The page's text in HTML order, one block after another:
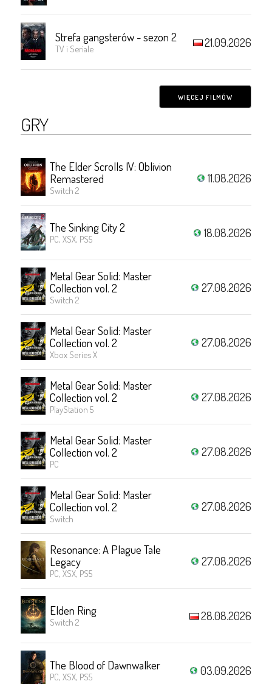
Strefa gangsterów - sezon 2
TV i Seriale 21.09.2026
WIĘCEJ FILMÓW
GRY
The Elder Scrolls IV: Oblivion
Remastered
Switch 2
11.08.2026
The Sinking City 2
PC, XSX, PS5 18.08.2026
Metal Gear Solid: Master
Collection vol. 2
Switch 2
27.08.2026
Metal Gear Solid: Master
Collection vol. 2
Xbox Series X
27.08.2026
Metal Gear Solid: Master
Collection vol. 2
PlayStation 5
27.08.2026
Metal Gear Solid: Master
Collection vol. 2
PC
27.08.2026
Metal Gear Solid: Master
Collection vol. 2
Switch
27.08.2026
Resonance: A Plague Tale
Legacy
PC, XSX, PS5
27.08.2026
Elden Ring
Switch 2 28.08.2026
The Blood of Dawnwalker
PC, XSX, PS5 03.09.2026